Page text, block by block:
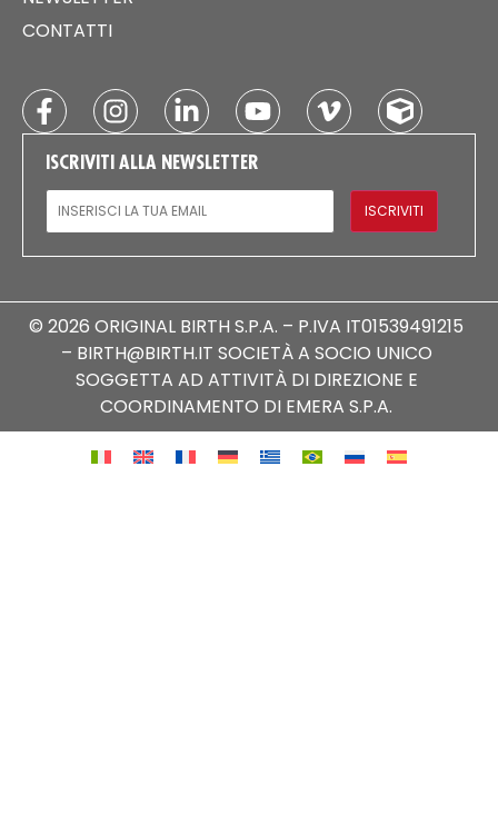
CONTATTI
ISCRIVITI ALLA NEWSLETTER
EMAIL
ISCRIVITI
© 2026 ORIGINAL BIRTH S.P.A. – P.IVA IT01539491215
– BIRTH@BIRTH.IT SOCIETÀ A SOCIO UNICO
SOGGETTA AD ATTIVITÀ DI DIREZIONE E
COORDINAMENTO DI EMERA S.P.A.